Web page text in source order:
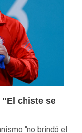
"El chiste se
"no brindó el